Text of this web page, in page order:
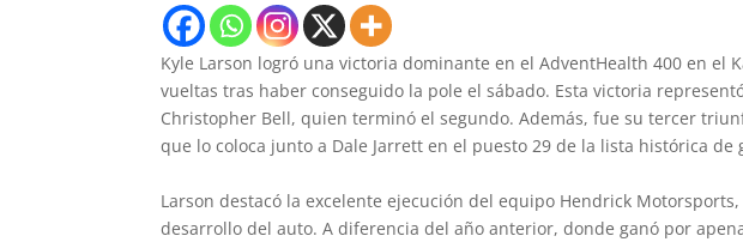
Kyle Larson logró una victoria dominante en el AdventHealth 400 en el
vueltas tras haber conseguido la pole el sábado. Esta victoria
Christopher Bell, quien terminó el segundo. Además, fue su tercer
que lo coloca junto a Dale Jarrett en el puesto 29 de la lista histórica de
Larson destacó la excelente ejecución del equipo Hendrick
desarrollo del auto. A diferencia del año anterior, donde ganó por